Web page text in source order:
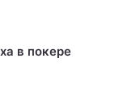
в покере